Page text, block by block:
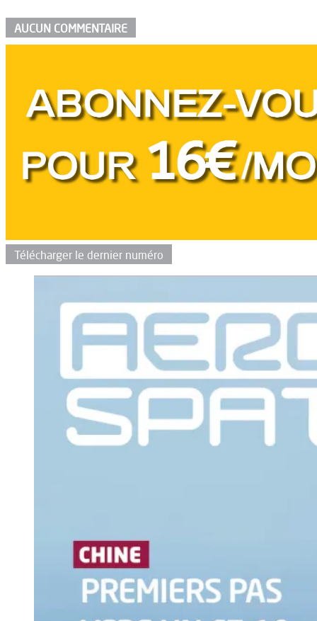
AUCUN COMMENTAIRE
Télécharger le dernier numéro